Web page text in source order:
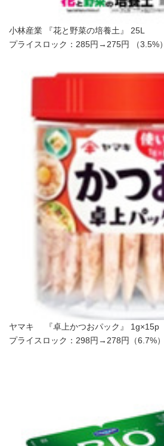
小林産業 『花と野菜の培養土』 25L
プライスロック：285円→275円 （3.5%）
ヤマキ 『卓上かつおパック』 1g×15p
プライスロック：298円→278円（6.7%）